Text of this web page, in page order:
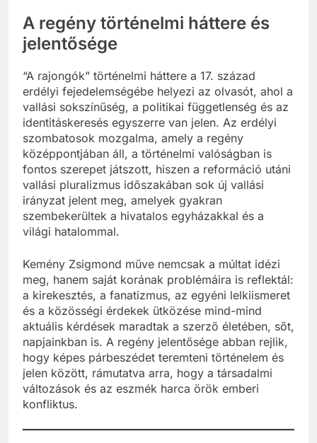
A regény történelmi háttere és
jelentősége
“A rajongók” történelmi háttere a 17. század
erdélyi fejedelemségébe helyezi az olvasót, ahol a
vallási sokszínűség, a politikai függetlenség és az
identitáskeresés egyszerre van jelen. Az erdélyi
szombatosok mozgalma, amely a regény
középpontjában áll, a történelmi valóságban is
fontos szerepet játszott, hiszen a reformáció utáni
vallási pluralizmus időszakában sok új vallási
irányzat jelent meg, amelyek gyakran
szembekerültek a hivatalos egyházakkal és a
világi hatalommal.
Kemény Zsigmond műve nemcsak a múltat idézi
meg, hanem saját korának problémáira is reflektál:
a kirekesztés, a fanatizmus, az egyéni lelkiismeret
és a közösségi érdekek ütközése mind-mind
aktuális kérdések maradtak a szerző életében, sőt,
napjainkban is. A regény jelentősége abban rejlik,
hogy képes párbeszédet teremteni történelem és
jelen között, rámutatva arra, hogy a társadalmi
változások és az eszmék harca örök emberi
konfliktus.